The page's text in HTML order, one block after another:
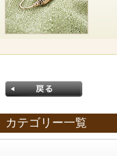
カテゴリー一覧